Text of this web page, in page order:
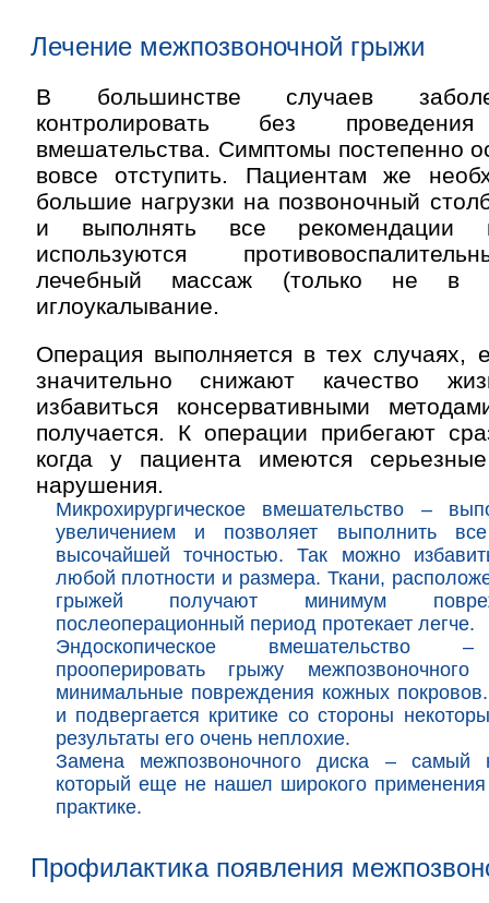
Лечение межпозвоночной грыжи
В большинстве случаев
контролировать без проведения
вмешательства. Симптомы постепенно
вовсе отступить. Пациентам же
большие нагрузки на позвоночный
и выполнять все рекомендации
используются
лечебный массаж (только не в
иглоукалывание.
Операция выполняется в тех случаях,
значительно снижают качество
избавиться консервативными
получается. К операции прибегают
когда у пациента имеются серьезные
нарушения.
Микрохирургическое вмешательство –
увеличением и позволяет выполнить
высочайшей точностью. Так можно
любой плотности и размера. Ткани,
грыжей получают минимум
послеоперационный период протекает легче.
Эндоскопическое вмешательство
прооперировать грыжу
минимальные повреждения кожных
и подвергается критике со стороны
результаты его очень неплохие.
Замена межпозвоночного диска – самый
который еще не нашел широкого
практике.
Профилактика появления